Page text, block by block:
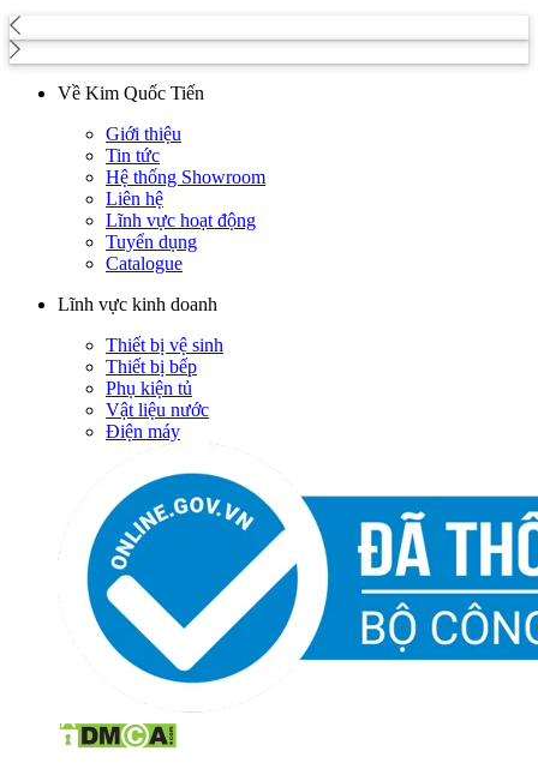
Về Kim Quốc Tiến
Giới thiệu
Tin tức
Hệ thống Showroom
Liên hệ
Lĩnh vực hoạt động
Tuyển dụng
Catalogue
Lĩnh vực kinh doanh
Thiết bị vệ sinh
Thiết bị bếp
Phụ kiện tủ
Vật liệu nước
Điện máy